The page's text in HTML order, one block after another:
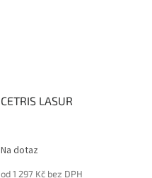
CETRIS LASUR
Na dotaz
od 1 297 Kč bez DPH